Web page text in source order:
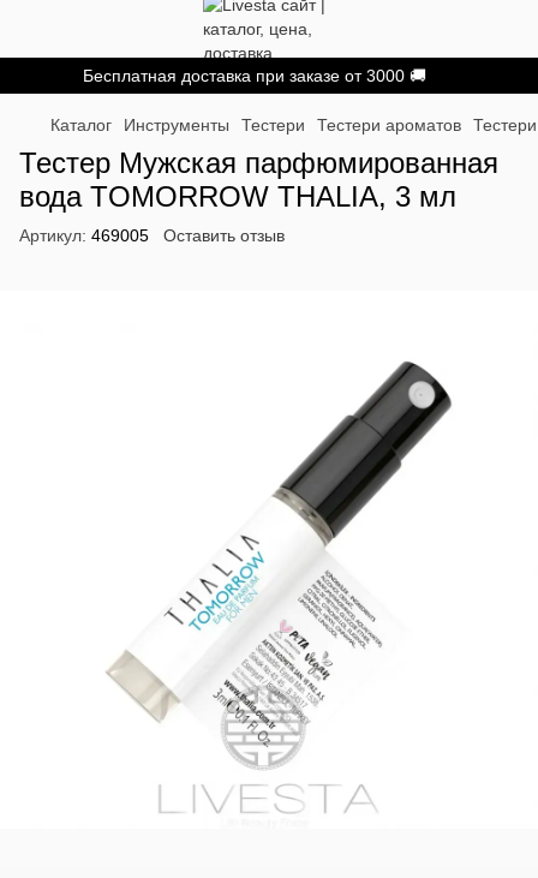
Бесплатная доставка при заказе от 3000 🚚
Каталог Инструменты Тестери Тестери ароматов
Тестер Мужская парфюмированная
вода TOMORROW THALIA, 3 мл
Артикул: 469005 Оставить отзыв